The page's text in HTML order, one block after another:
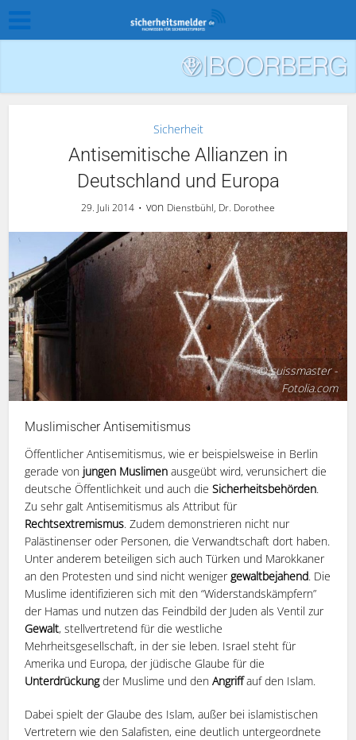
Sicherheit
Antisemitische Allianzen in
Deutschland und Europa
29. Juli 2014 von Dienstbühl, Dr. Dorothee
© suissmaster -
Fotolia.com
Muslimischer Antisemitismus
Öffentlicher Antisemitismus, wie er beispielsweise in Berlin
gerade von jungen Muslimen ausgeübt wird, verunsichert die
deutsche Öffentlichkeit und auch dieSicherheitsbehörden.
Zu sehr galt Antisemitismus als Attribut für
Rechtsextremismus. Zudem demonstrieren nicht nur
Palästinenser oder Personen, die Verwandtschaft dort haben.
Unter anderem beteiligen sich auch Türken und Marokkaner
an den Protesten und sind nicht wenigergewaltbejahend. Die
Muslime identifizieren sich mit den “Widerstandskämpfern”
der Hamas und nutzen das Feindbild der Juden als Ventil zur
Gewalt, stellvertretend für die westliche
Mehrheitsgesellschaft, in der sie leben. Israel steht für
Amerika und Europa, der jüdische Glaube für die
Unterdrückungder Muslime und denAngriffauf den Islam.
Dabei spielt der Glaube des Islam, außer bei islamistischen
Vertretern wie den Salafisten, eine deutlich untergeordnete